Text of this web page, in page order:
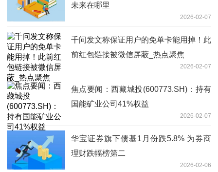
未来在哪里
2026-02-07
千问发文称保证用户的免单卡能用掉！此
前红包链接被微信屏蔽_热点聚焦
2026-02-07
焦点要闻：西藏城投(600773.SH)：持有
国能矿业公司41%权益
2026-02-07
华宝证券旗下债基1月份跌5.8% 为券商
理财跌幅榜第二
2026-02-06